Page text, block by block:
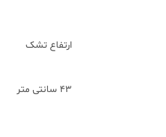
ارتفاع تشک
43 سانتی متر